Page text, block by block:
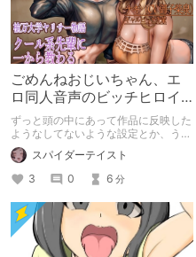
ごめんねおじいちゃん、エ
ロ同人音声のビッチヒロイ
ンに名前使って～過去作品
コンセプトを思い出そう～
ずっと頭の中にあって作品に反映した
ようなしてないような設定とか、うち
のヒロイン達の名づけの法則とかを頭
の中の映●研の金●さんに「そこにあ
っちゃいけねえんだよ」といわれたの
でとりあえず垂れ流します。
スパイダーテイスト
3
0 6 分